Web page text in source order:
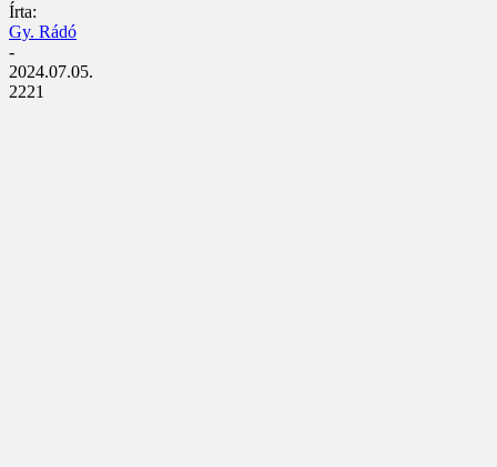
Írta:
Gy. Rádó
-
2024.07.05.
2221